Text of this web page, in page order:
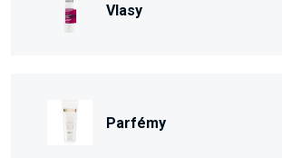
Vlasy
Parfémy